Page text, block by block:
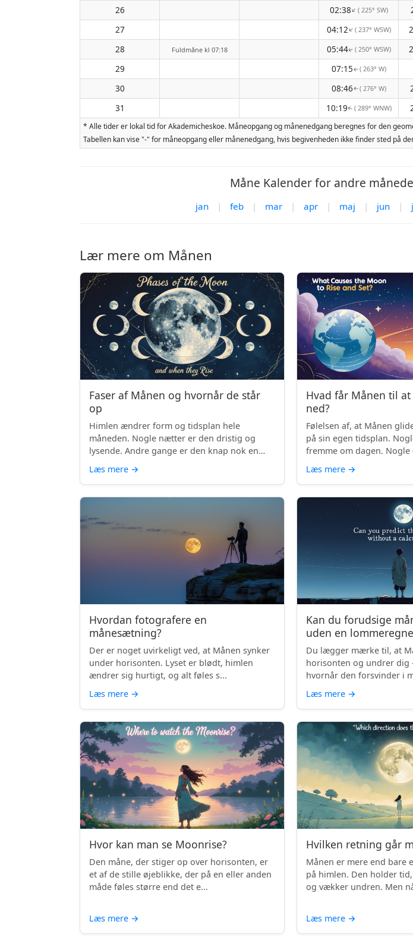
26
02:38↑( 225° SW)
27
04:12↑( 237° WSW)
28
Fuldmåne kl 07:18 05:44↑( 250° WSW)
29
07:15↑( 263° W)
30
08:46↑( 276° W)
31
10:19↑( 289° WNW)
* Alle tider er lokal tid for Akademicheskoe. Måneopgang og månenedgang beregnes for den
Tabellen kan vise "-" for måneopgang eller månenedgang, hvis begivenheden ikke finder sted på
Måne Kalender for andre
jan | feb | mar | apr | maj | jun |
Lær mere om Månen
Faser af Månen og hvornår de står
op
Himlen ændrer form og tidsplan hele
måneden. Nogle nætter er den dristig og
lysende. Andre gange er den knap nok en
Læs mere →
Hvad får Månen til
ned?
Følelsen af, at Månen
på sin egen tidsplan.
fremme om dagen. Nogle
Læs mere →
Hvordan fotografere en
månesætning?
Der er noget uvirkeligt ved, at Månen synker
under horisonten. Lyset er blødt, himlen
ændrer sig hurtigt, og alt føles s...
Læs mere →
Kan du forudsige
uden en
Du lægger mærke til, at
horisonten og undrer dig
hvornår den forsvinder i
Læs mere →
Hvor kan man se Moonrise?
Den måne, der stiger op over horisonten, er
et af de stille øjeblikke, der på en eller anden
måde føles større end det e...
Læs mere →
Hvilken retning går
Månen er mere end bare
på himlen. Den holder
og vækker undren. Men
Læs mere →